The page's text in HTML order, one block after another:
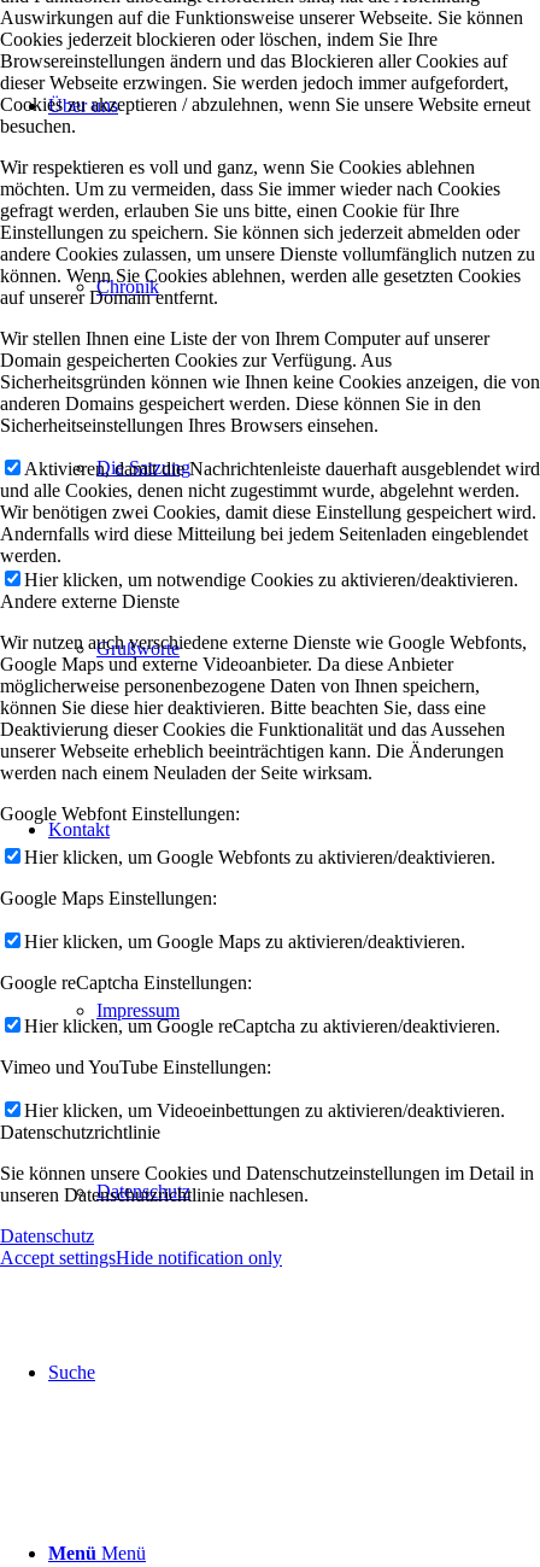
Über uns
Chronik
Die Satzung
Grußworte
Kontakt
Impressum
Datenschutz
Suche
Menü Menü
Auswirkungen auf die Funktionsweise unserer Webseite. Sie können
Cookies jederzeit blockieren oder löschen, indem Sie Ihre
Browsereinstellungen ändern und das Blockieren aller Cookies auf
dieser Webseite erzwingen. Sie werden jedoch immer aufgefordert,
Cookies zu akzeptieren / abzulehnen, wenn Sie unsere Website erneut
besuchen.
Wir respektieren es voll und ganz, wenn Sie Cookies ablehnen
möchten. Um zu vermeiden, dass Sie immer wieder nach Cookies
gefragt werden, erlauben Sie uns bitte, einen Cookie für Ihre
Einstellungen zu speichern. Sie können sich jederzeit abmelden oder
andere Cookies zulassen, um unsere Dienste vollumfänglich nutzen zu
können. Wenn Sie Cookies ablehnen, werden alle gesetzten Cookies
auf unserer Domain entfernt.
Wir stellen Ihnen eine Liste der von Ihrem Computer auf unserer
Domain gespeicherten Cookies zur Verfügung. Aus
Sicherheitsgründen können wie Ihnen keine Cookies anzeigen, die von
anderen Domains gespeichert werden. Diese können Sie in den
Sicherheitseinstellungen Ihres Browsers einsehen.
Aktivieren, damit die Nachrichtenleiste dauerhaft ausgeblendet wird
und alle Cookies, denen nicht zugestimmt wurde, abgelehnt werden.
Wir benötigen zwei Cookies, damit diese Einstellung gespeichert wird.
Andernfalls wird diese Mitteilung bei jedem Seitenladen eingeblendet
werden.
Hier klicken, um notwendige Cookies zu aktivieren/deaktivieren.
Andere externe Dienste
Wir nutzen auch verschiedene externe Dienste wie Google Webfonts,
Google Maps und externe Videoanbieter. Da diese Anbieter
möglicherweise personenbezogene Daten von Ihnen speichern,
können Sie diese hier deaktivieren. Bitte beachten Sie, dass eine
Deaktivierung dieser Cookies die Funktionalität und das Aussehen
unserer Webseite erheblich beeinträchtigen kann. Die Änderungen
werden nach einem Neuladen der Seite wirksam.
Google Webfont Einstellungen:
Hier klicken, um Google Webfonts zu aktivieren/deaktivieren.
Google Maps Einstellungen:
Hier klicken, um Google Maps zu aktivieren/deaktivieren.
Google reCaptcha Einstellungen:
Hier klicken, um Google reCaptcha zu aktivieren/deaktivieren.
Vimeo und YouTube Einstellungen:
Hier klicken, um Videoeinbettungen zu aktivieren/deaktivieren.
Datenschutzrichtlinie
Sie können unsere Cookies und Datenschutzeinstellungen im Detail in
unseren Datenschutzrichtlinie nachlesen.
Datenschutz
Accept settingsHide notification only